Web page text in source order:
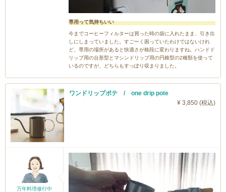
専用って気持ちいい
今までコーヒーフィルターは買った時の袋に入れたまま、引き出
しにしまっていました。すごーく困っていたわけではないけれ
ど、専用の場所があると快適さが格段に変わりますね。ハンドド
リップ用の台形型とマシンドリップ用の円錐型の2種類を使って
いるのですが、どちらもすっぽり収まりました。
ワンドリップポテ / one drip pote
¥ 3,850 (税込)
万年料理修行中